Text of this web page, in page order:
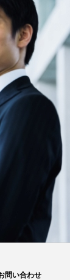
入します
ンプラ」出品
を搭載
リース」サー
による高品質
続きがスタート
らせ
問い合わせ